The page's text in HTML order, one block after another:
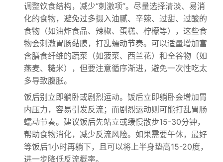
调整饮食结构，减少“刺激项”。尽量选择清淡、易消
化的食物，避免过多摄入油腻、辛辣、过甜、过酸的
食物（如油炸食品、辣椒、蛋糕、柠檬等），这些食
物会刺激胃肠黏膜，打乱蠕动节奏。可以适量增加富
含膳食纤维的蔬菜（如菠菜、西兰花）和全谷物（如
燕麦、糙米），但要注意循序渐进，避免一次性吃太
多导致腹胀。
饭后别立即躺卧或剧烈运动。饭后立即躺卧会增加胃
内压力，容易引发反流；而剧烈运动则可能打乱胃肠
蠕动节奏。建议饭后先站立或缓慢散步15-30分钟，
帮助食物消化，减少反流风险。如果需要午休，最好
等饭后1小时再躺下，且可以将上半身垫高15-20度，
进一步降低反流概率。